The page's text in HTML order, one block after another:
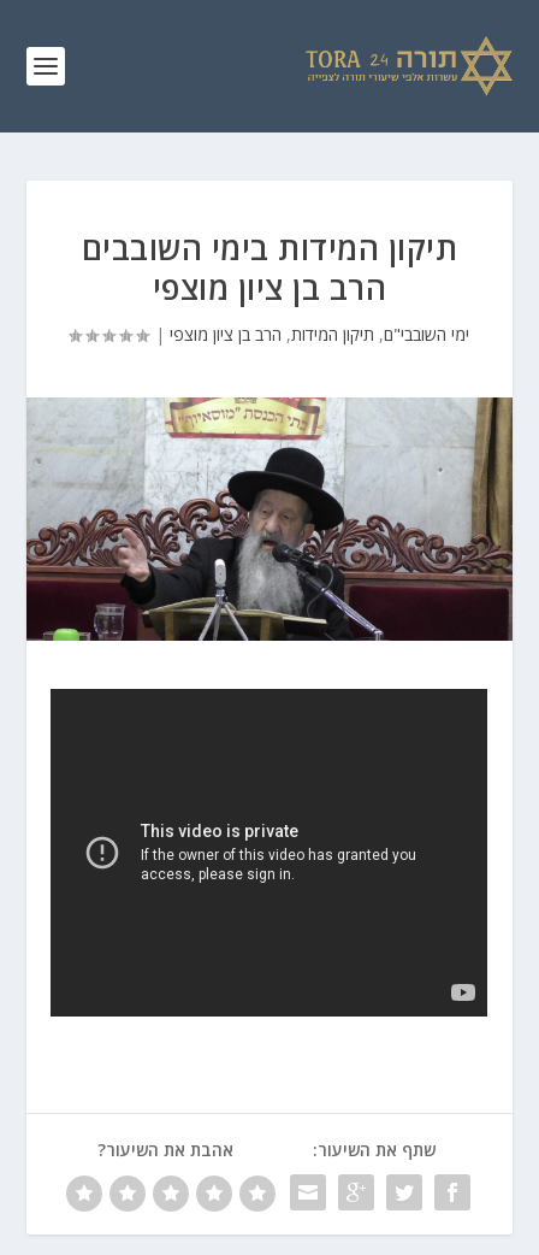
תיקון המידות בימי השובבים
הרב בן ציון מוצפי
ימי השובבי"ם, תיקון המידות, הרב בן ציון מוצפי |
שתף את השיעור: אהבת את השיעור?